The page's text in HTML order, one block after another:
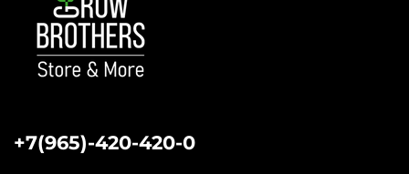
+7(965)-420-420-0